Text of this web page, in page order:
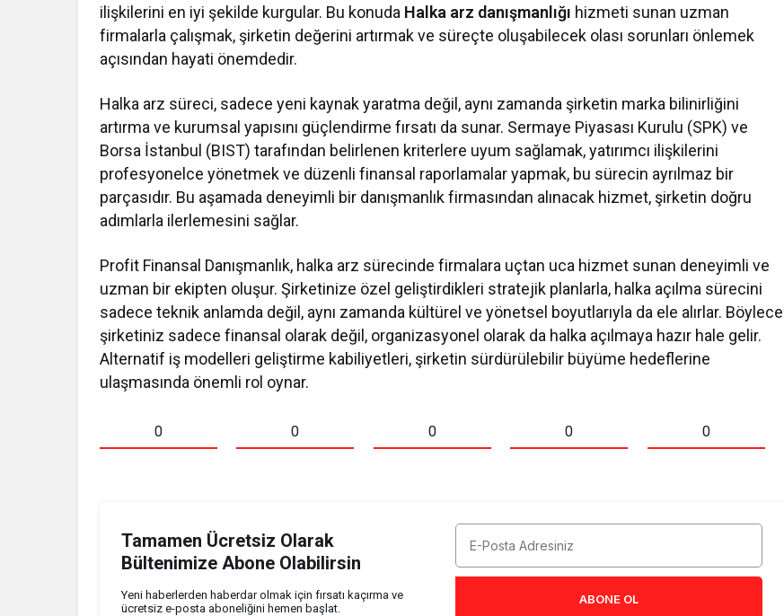
ilişkilerini en iyi şekilde kurgular. Bu konuda Halka arz danışmanlığı hizmeti sunan uzman
firmalarla çalışmak, şirketin değerini artırmak ve süreçte oluşabilecek olası sorunları önlemek
açısından hayati önemdedir.
Halka arz süreci, sadece yeni kaynak yaratma değil, aynı zamanda şirketin marka bilinirliğini
artırma ve kurumsal yapısını güçlendirme fırsatı da sunar. Sermaye Piyasası Kurulu (SPK) ve
Borsa İstanbul (BIST) tarafından belirlenen kriterlere uyum sağlamak, yatırımcı ilişkilerini
profesyonelce yönetmek ve düzenli finansal raporlamalar yapmak, bu sürecin ayrılmaz bir
parçasıdır. Bu aşamada deneyimli bir danışmanlık firmasından alınacak hizmet, şirketin doğru
adımlarla ilerlemesini sağlar.
Profit Finansal Danışmanlık, halka arz sürecinde firmalara uçtan uca hizmet sunan deneyimli ve
uzman bir ekipten oluşur. Şirketinize özel geliştirdikleri stratejik planlarla, halka açılma sürecini
sadece teknik anlamda değil, aynı zamanda kültürel ve yönetsel boyutlarıyla da ele alırlar. Böylece
şirketiniz sadece finansal olarak değil, organizasyonel olarak da halka açılmaya hazır hale gelir.
Alternatif iş modelleri geliştirme kabiliyetleri, şirketin sürdürülebilir büyüme hedeflerine
ulaşmasında önemli rol oynar.
0 0 0 0 0
Tamamen Ücretsiz Olarak
Bültenimize Abone Olabilirsin
Yeni haberlerden haberdar olmak için fırsatı kaçırma ve
ücretsiz e-posta aboneliğini hemen başlat.
ABONE OL